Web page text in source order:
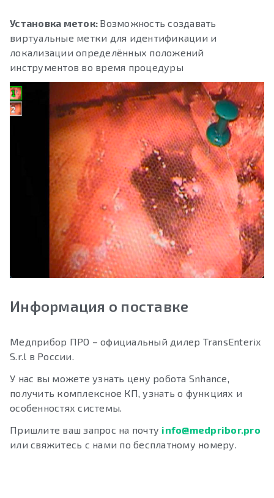
Установка меток: Возможность создавать
виртуальные метки для идентификации и
локализации определённых положений
инструментов во время процедуры
Информация о поставке
Медприбор ПРО – официальный дилер TransEnterix
S.r.l в России.
У нас вы можете узнать цену робота Snhance,
получить комплексное КП, узнать о функциях и
особенностях системы.
Пришлите ваш запрос на почту info@medpribor.pro
или свяжитесь с нами по бесплатному номеру.